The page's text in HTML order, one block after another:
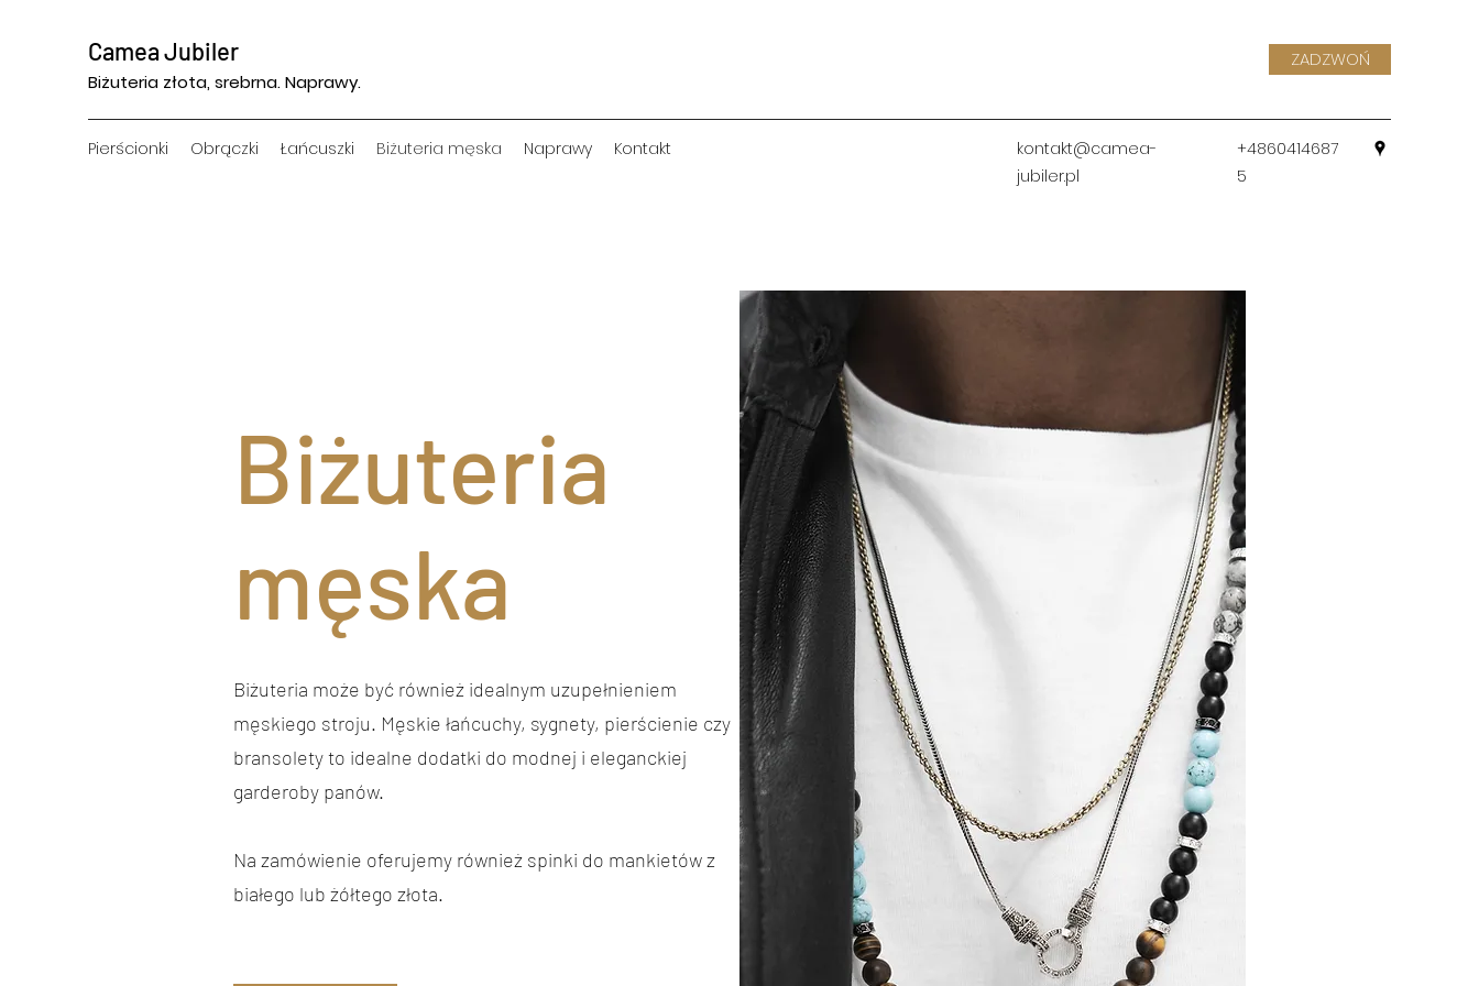
Camea Jubiler
Biżuteria złota, srebrna. Naprawy.
ZADZWOŃ
Pierścionki Obrączki Łańcuszki Biżuteria męska Naprawy Kontakt
kontakt@camea-
jubiler.pl
+4860414687
5
Biżuteria
męska
Biżuteria może być również idealnym uzupełnieniem
męskiego stroju. Męskie łańcuchy, sygnety, pierścienie czy
bransolety to idealne dodatki do modnej i eleganckiej
garderoby panów.
Na zamówienie oferujemy również spinki do mankietów z
białego lub żółtego złota.